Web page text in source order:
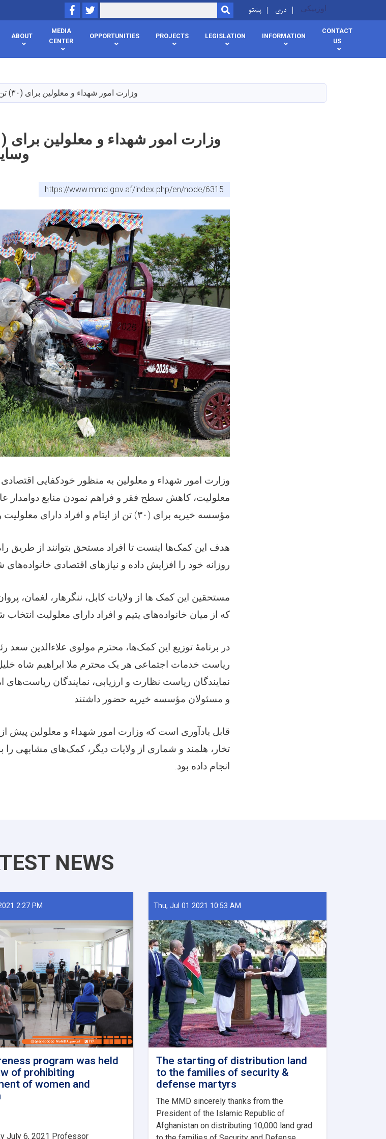
main
content
FacebookTwitter
Search SEARCH
پښتو دری اوزبیکی
ABOUT
MEDIA
CENTER
OPPORTUNITIES PROJECTS LEGISLATION INFORMATION
CONTACT
US
وزارت امور شهداء و معلولین برای (۳۰) تن از افراد مستحق وسایط نقلیه زرنج توزیع کرد
https://www.mmd.gov.af/index.php/en/node/6315
وزارت امور شهداء و معلولین به منظور خودکفایی اقتصادی
معلولیت، کاهش سطح فقر و فراهم نمودن منابع دوامدار
مؤسسه خیریه برای (۳۰) تن از ایتام و افراد دارای
هدف این کمک‌ها اینست تا افراد مستحق بتوانند از طریق
روزانه خود را افزایش داده و نیازهای اقتصادی
مستحقین این کمک‌ ها از ولایات کابل، ننگرهار، لغمان،
که از میان خانواده‌های یتیم و افراد دارای معلولیت انتخاب
در برنامۀ توزیع این کمک‌ها، محترم مولوی علاءالدین
ریاست خدمات اجتماعی هر یک محترم ملا ابراهیم شاه
نمایندگان ریاست نظارت و ارزیابی، نمایندگان ریاست‌های
و مسئولان مؤسسه خیریه حضور داشتند.
قابل یادآوری است که وزارت امور شهداء و معلولین پیش از
تخار، هلمند و شماری از ولایات دیگر، کمک‌های مشابهی را
انجام داده بود.
NEWS
2:27 PM
program was held
of prohibiting
of women and
July 6, 2021 Professor
Thu, Jul 01 2021 10:53 AM
The starting of distribution land
to the families of security &
defense martyrs
The MMD sincerely thanks from the
President of the Islamic Republic of
Afghanistan on distributing 10,000 land grad